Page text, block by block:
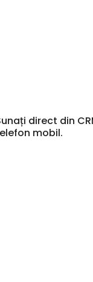
direct din
mobil.